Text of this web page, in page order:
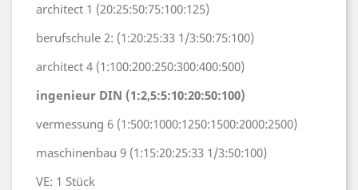
architect 1 (20:25:50:75:100:125)
berufschule 2: (1:20:25:33 1/3:50:75:100)
architect 4 (1:100:200:250:300:400:500)
ingenieur DIN (1:2,5:5:10:20:50:100)
vermessung 6 (1:500:1000:1250:1500:2000:2500)
maschinenbau 9 (1:15:20:25:33 1/3:50:100)
VE: 1 Stück